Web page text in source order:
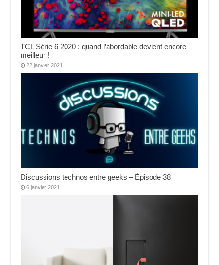
TCL Série 6 2020 : quand l’abordable devient encore
meilleur !
22 janvier 2021
Discussions technos entre geeks – Épisode 38
6 janvier 2021